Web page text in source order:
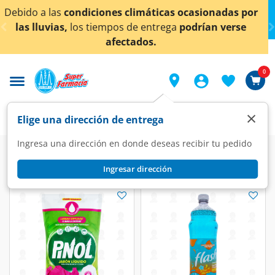
< div class="carousel-inner">
ocasionadas por
podrían verse
¡Ahora también en
conocer
Elige una dirección de entrega
Ingresa una dirección en donde deseas recibir tu pedido
Ingresar dirección
×
0
Flash/Cloralex/Pinol(8 productos)